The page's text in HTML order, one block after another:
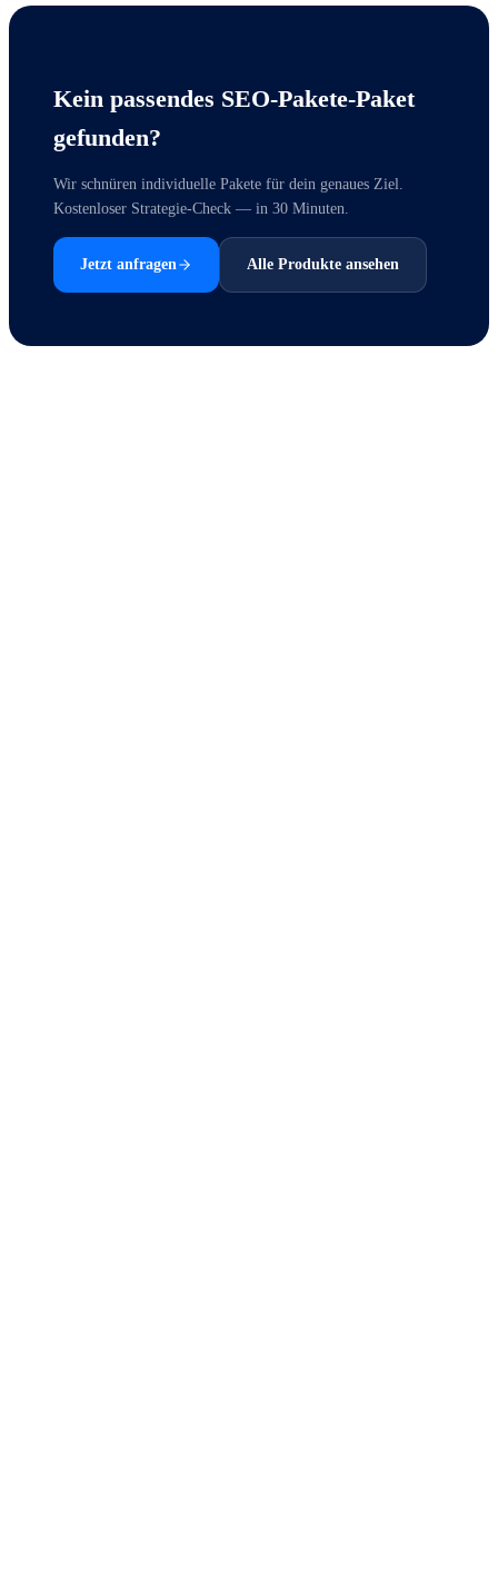
Kein passendes SEO-Pakete-Paket
gefunden?
Wir schnüren individuelle Pakete für dein genaues Ziel.
Kostenloser Strategie-Check — in 30 Minuten.
Jetzt anfragen Alle Produkte ansehen